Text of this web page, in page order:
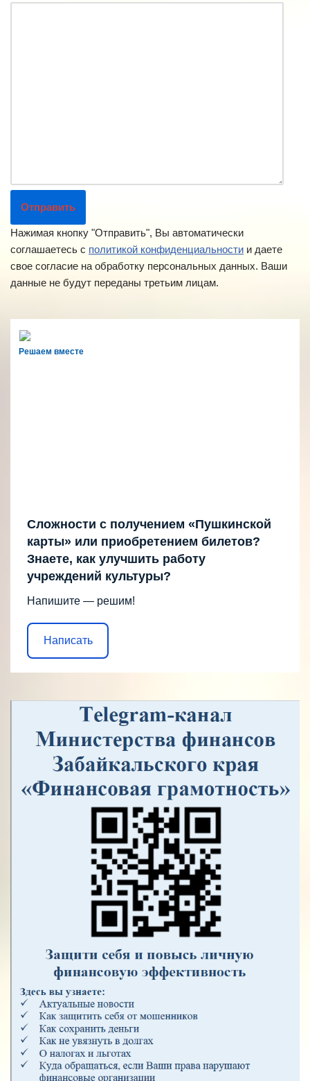
Нажимая кнопку "Отправить", Вы автоматически
соглашаетесь с политикой конфиденциальности и даете
свое согласие на обработку персональных данных. Ваши
данные не будут переданы третьим лицам.
Решаем вместе
Сложности с получением «Пушкинской
карты» или приобретением билетов?
Знаете, как улучшить работу
учреждений культуры?
Напишите — решим!
Написать